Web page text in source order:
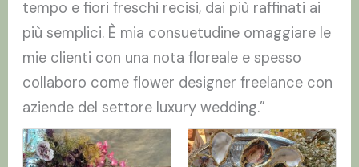
tempo e fiori freschi recisi, dai più raffinati ai
più semplici. È mia consuetudine omaggiare le
mie clienti con una nota floreale e spesso
collaboro come flower designer freelance con
aziende del settore luxury wedding.”